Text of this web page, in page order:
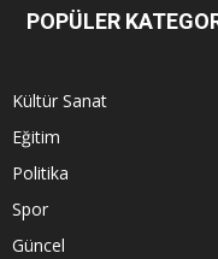
POPÜLER
Kültür Sanat
Eğitim
Politika
Spor
Güncel